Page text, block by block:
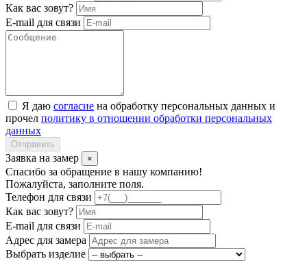
Как вас зовут?
E-mail для связи
Я даю согласие на обработку персональных данных и
прочел политику в отношении обработки персональных
данных
Отправить
Заявка на замер ×
Спасибо за обращение в нашу компанию!
Пожалуйста, заполните поля.
Телефон для связи
Как вас зовут?
E-mail для связи
Адрес для замера
Выбрать изделие